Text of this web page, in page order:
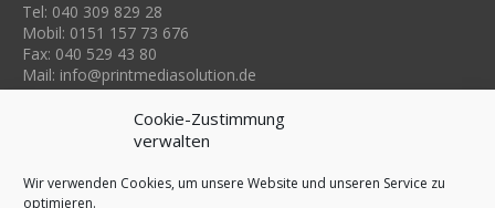
Cookie-Zustimmung
verwalten
Wir verwenden Cookies, um unsere Website und unseren Service zu
optimieren.
Tel: 040 309 829 28
Mobil: 0151 157 73 676
Fax: 040 529 43 80
Mail: info@printmediasolution.de